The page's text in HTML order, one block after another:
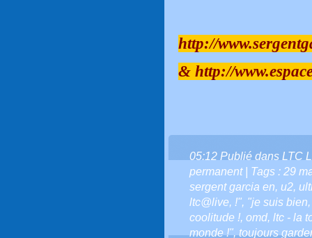
http://
& http://
05:12 Publié dans LTC
permanent| Tags : 29
sergent garcia en, u2,
ltc@live, !", "je suis bien
coolitude !, omd, ltc - la
monde !",toujours